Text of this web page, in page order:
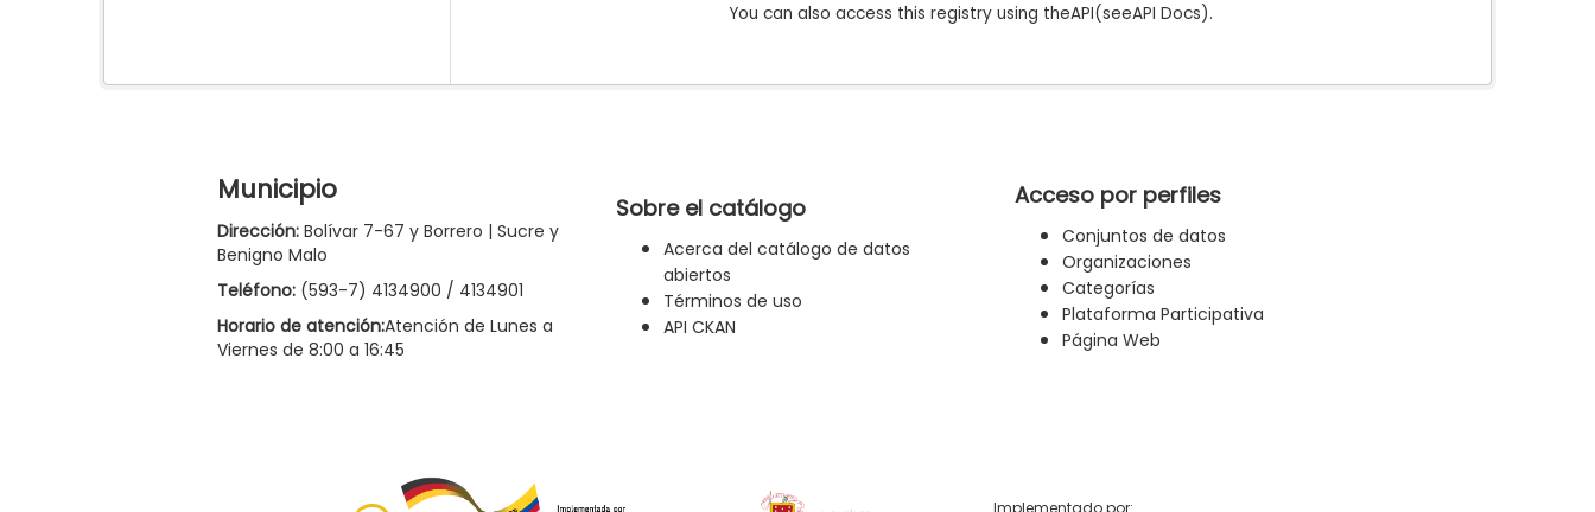
You can also access this registry using theAPI(seeAPI Docs).
Municipio
Dirección: Bolívar 7-67 y Borrero | Sucre y
Benigno Malo
Teléfono: (593-7) 4134900 / 4134901
Horario de atención:Atención de Lunes a
Viernes de 8:00 a 16:45
Sobre el catálogo
Acerca del catálogo de datos
abiertos
Términos de uso
API CKAN
Acceso por perfiles
Conjuntos de datos
Organizaciones
Categorías
Plataforma Participativa
Página Web